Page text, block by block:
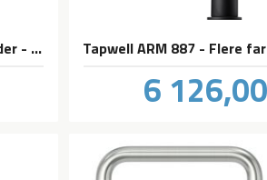
Quooker Flex inkl. PRO3 beholder - Svart
Pris
6 126,00